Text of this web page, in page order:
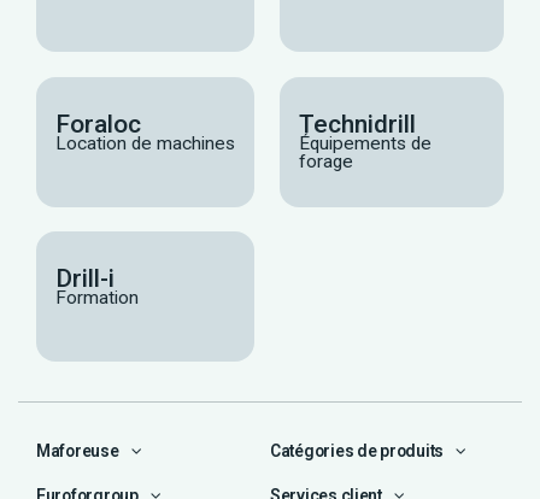
Foraloc
Location de machines
Technidrill
Équipements de
forage
Drill-i
Formation
Maforeuse Catégories de produits